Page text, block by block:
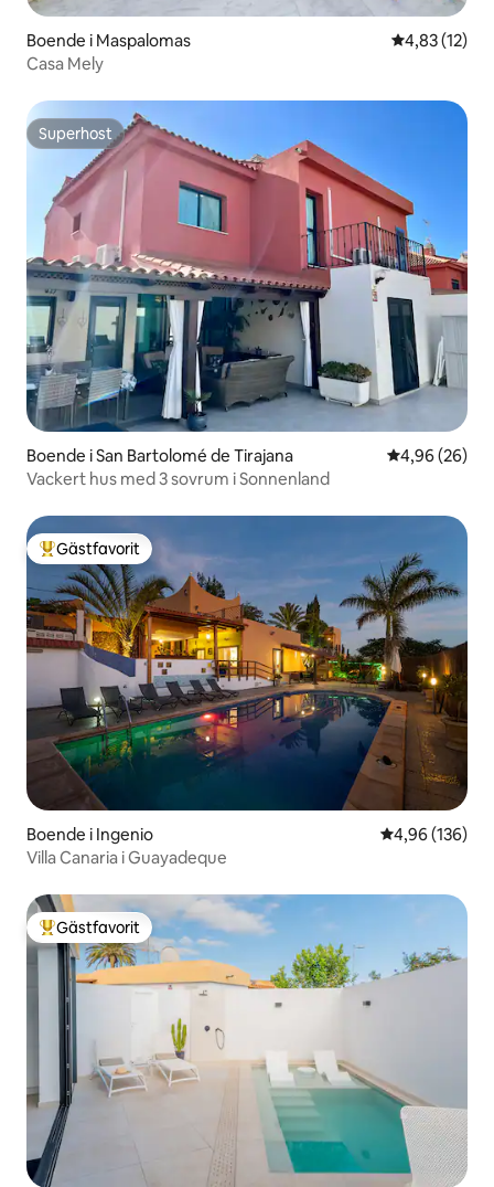
Boende i Maspalomas 4,83 av 5 i
4,83 (12)
Casa Mely
Superhost
Superhost
Boende i San Bartolomé de Tirajana 4,96 av 5 i
4,96 (26)
Vackert hus med 3 sovrum i Sonnenland
Populär gästfavorit
Gästfavorit
Boende i Ingenio 4,96 av 5 i
4,96 (136)
Villa Canaria i Guayadeque
Populär gästfavorit
Gästfavorit